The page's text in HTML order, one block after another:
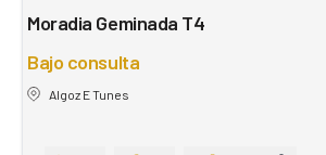
Moradia Geminada T4
Bajo consulta
Algoz E Tunes